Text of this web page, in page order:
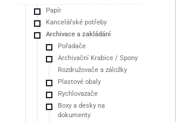
Papír
Kancelářské potřeby
Archivace a zakládání
Pořadače
Archivační Krabice / Spony
Rozdružovače a záložky
Plastové obaly
Rychlovazače
Boxy a desky na
dokumenty